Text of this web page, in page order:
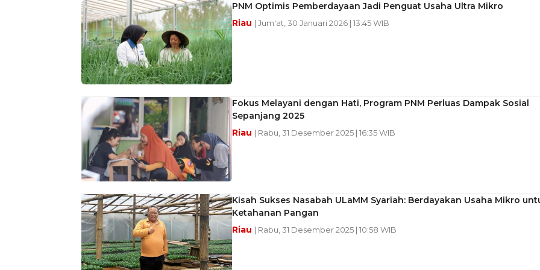
PNM Optimis Pemberdayaan Jadi Penguat Usaha Ultra Mikro
Riau | Jum'at, 30 Januari 2026 | 13:45 WIB
Fokus Melayani dengan Hati, Program PNM Perluas Dampak Sosial
Sepanjang 2025
Riau | Rabu, 31 Desember 2025 | 16:35 WIB
Kisah Sukses Nasabah ULaMM Syariah: Berdayakan Usaha Mikro
Ketahanan Pangan
Riau | Rabu, 31 Desember 2025 | 10:58 WIB